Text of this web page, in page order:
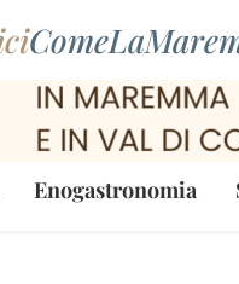
Enogastronomia